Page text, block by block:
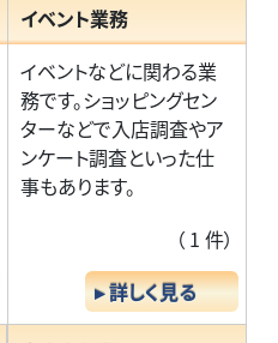
イベント業務
イベントなどに関わる業
務です。ショッピングセン
ターなどで入店調査やア
ンケート調査といった仕
事もあります。
（ 1 件）
▸ 詳しく見る